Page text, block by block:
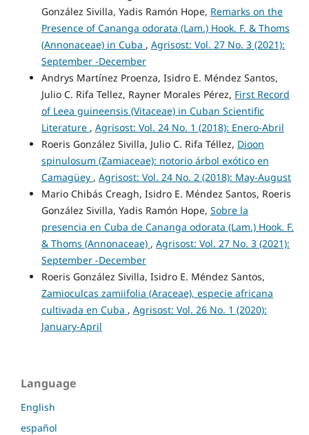
González Sivilla, Yadis Ramón Hope, Remarks on the
Presence of Cananga odorata (Lam.) Hook. F. & Thoms
(Annonaceae) in Cuba , Agrisost: Vol. 27 No. 3 (2021):
September -December
Andrys Martínez Proenza, Isidro E. Méndez Santos,
Julio C. Rifa Tellez, Rayner Morales Pérez, First Record
of Leea guineensis (Vitaceae) in Cuban Scientific
Literature , Agrisost: Vol. 24 No. 1 (2018): Enero-Abril
Roeris González Sivilla, Julio C. Rifa Téllez, Dioon
spinulosum (Zamiaceae): notorio árbol exótico en
Camagüey , Agrisost: Vol. 24 No. 2 (2018): May-August
Mario Chibás Creagh, Isidro E. Méndez Santos, Roeris
González Sivilla, Yadis Ramón Hope, Sobre la
presencia en Cuba de Cananga odorata (Lam.) Hook. F.
& Thoms (Annonaceae) , Agrisost: Vol. 27 No. 3 (2021):
September -December
Roeris González Sivilla, Isidro E. Méndez Santos,
Zamioculcas zamiifolia (Araceae), especie africana
cultivada en Cuba , Agrisost: Vol. 26 No. 1 (2020):
January-April
Language
English
español